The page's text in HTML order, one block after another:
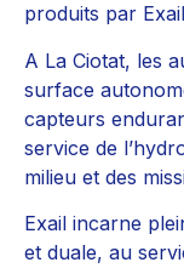
produits par
A La Ciotat, les
surface
capteurs
service de
milieu et des
Exail incarne
et duale, au